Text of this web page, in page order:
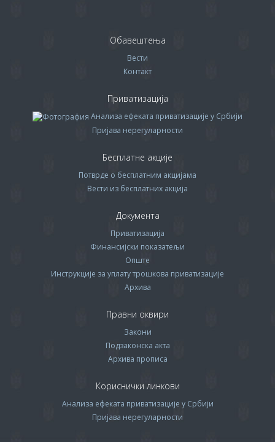
Обавештења
Вести
Контакт
Приватизација
Анализа ефеката приватизације у Србији
Пријава нерегуларности
Бесплатне акције
Потврде о бесплатним акцијама
Вести из бесплатних акција
Документа
Приватизација
Финансијски показатељи
Опште
Инструкције за уплату трошкова приватизације
Архива
Правни оквири
Закони
Подзаконска акта
Архива прописa
Кориснички линкови
Анализа ефеката приватизације у Србији
Пријава нерегуларности